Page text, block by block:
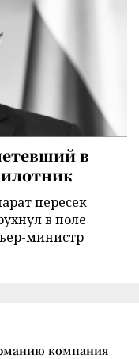
в
пересек
в поле
министр
компания